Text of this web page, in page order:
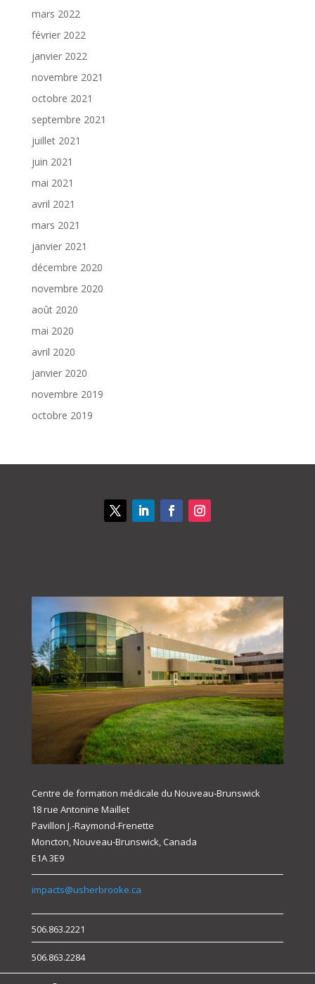
mars 2022
février 2022
janvier 2022
novembre 2021
octobre 2021
septembre 2021
juillet 2021
juin 2021
mai 2021
avril 2021
mars 2021
janvier 2021
décembre 2020
novembre 2020
août 2020
mai 2020
avril 2020
janvier 2020
novembre 2019
octobre 2019
Centre de formation médicale du Nouveau-Brunswick
18 rue Antonine Maillet
Pavillon J.-Raymond-Frenette
Moncton, Nouveau-Brunswick, Canada
E1A 3E9
impacts@usherbrooke.ca
506.863.2221
506.863.2284